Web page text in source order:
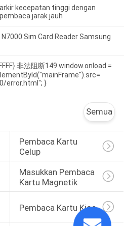
kecepatan tinggi dengan
jarak jauh
Sim Card Reader Samsung
非法阻断149 window.onload =
error.html"; }
Semua
Pembaca Kartu
Celup
Masukkan Pembaca
Kartu Magnetik
Pembaca Kartu Kios